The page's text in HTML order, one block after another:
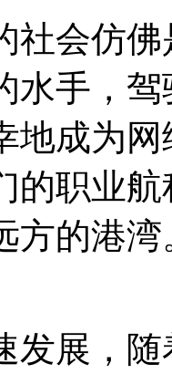
会仿佛
水手，
地成为
的职业
方的港湾
展，随